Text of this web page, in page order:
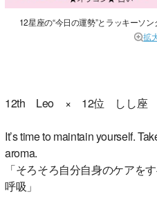
12星座の“今日の運勢”とラッキーソ
拡
12th Leo × 12位 しし座
It’s time to maintain yourself.
aroma.
「そろそろ自分自身のケアを
呼吸」